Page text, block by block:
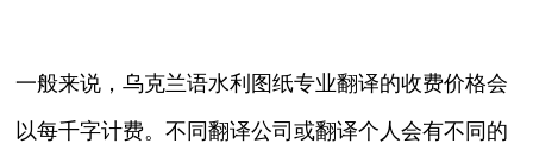
一般来说，乌克兰语水利图纸专业翻译的收费价格会
以每千字计费。不同翻译公司或翻译个人会有不同的